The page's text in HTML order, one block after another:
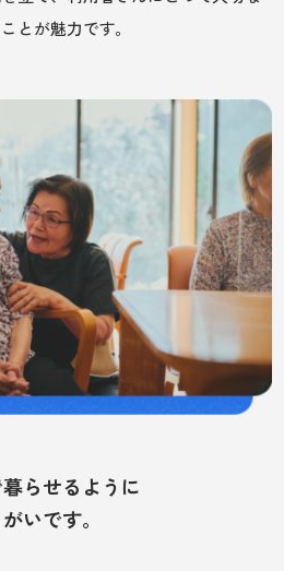
とが魅力です。
らせるように
いです。